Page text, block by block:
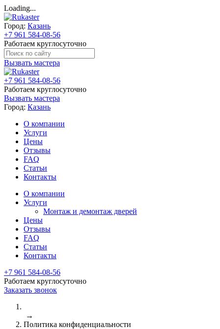
Loading...
Город: Казань
+7 961 584-08-56
Работаем круглосуточно
Вызвать мастера
+7 961 584-08-56
Работаем круглосуточно
Вызвать мастера
Город: Казань
О компании
Услуги
Цены
Отзывы
FAQ
Статьи
Контакты
О компании
Услуги
Монтаж и демонтаж дверей
Цены
Отзывы
FAQ
Статьи
Контакты
+7 961 584-08-56
Работаем круглосуточно
Заказать звонок
→
Политика конфиденциальности